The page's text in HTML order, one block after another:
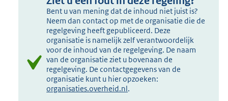
Bent u van mening dat de inhoud niet juist is?
Neem dan contact op met de organisatie die de
regelgeving heeft gepubliceerd. Deze
organisatie is namelijk zelf verantwoordelijk
voor de inhoud van de regelgeving. De naam
van de organisatie ziet u bovenaan de
regelgeving. De contactgegevens van de
organisatie kunt u hier opzoeken:
organisaties.overheid.nl.